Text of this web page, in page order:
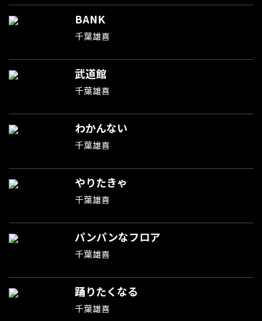
BANK
千葉雄喜
武道館
千葉雄喜
わかんない
千葉雄喜
やりたきゃ
千葉雄喜
パンパンなフロア
千葉雄喜
踊りたくなる
千葉雄喜